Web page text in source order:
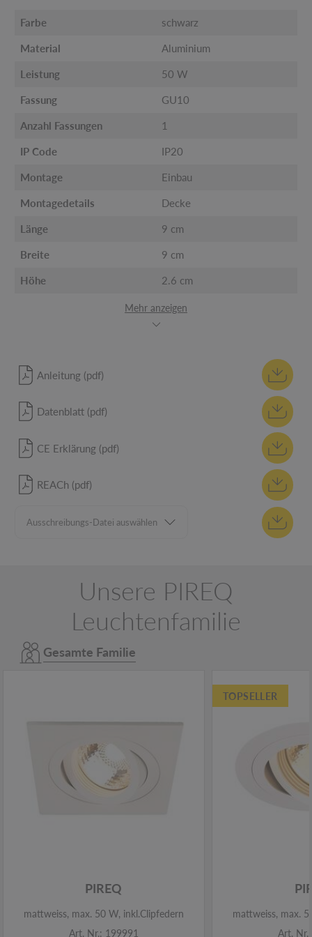
Farbe schwarz
Material Aluminium
Leistung 50 W
Fassung GU10
Anzahl Fassungen 1
IP Code IP20
Montage Einbau
Montagedetails Decke
Länge 9 cm
Breite 9 cm
Höhe 2.6 cm
Mehr anzeigen
Anleitung (pdf)
Datenblatt (pdf)
CE Erklärung (pdf)
REACh (pdf)
Unsere PIREQ
Leuchtenfamilie
Gesamte Familie
PIREQ
mattweiss, max. 50 W, inkl.Clipfedern
Art. Nr.: 199991
TOPSELLER
mattweiss, max.
Art.